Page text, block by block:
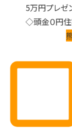
5万円プレ
◇頭金０円